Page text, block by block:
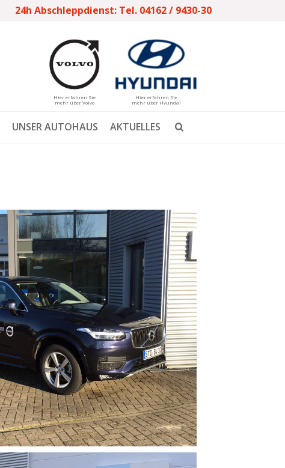
24h Abschleppdienst: Tel. 04162 / 9430-30
Hier erfahren Sie
mehr über Volvo
Hier erfahren Sie
mehr über Hyundai
UNSER AUTOHAUS AKTUELLES